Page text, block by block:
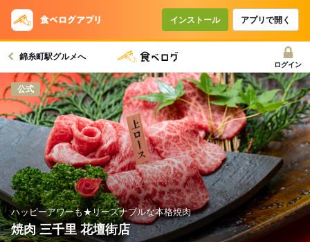
インストール アプリで開く
錦糸町駅グルメへ
ログイン
公式
ハッピーアワーも★リーズナブルな本格焼肉
焼肉 三千里 花壇街店
コースで使えるクーポン
戻る
クーポンを利用せず予約する